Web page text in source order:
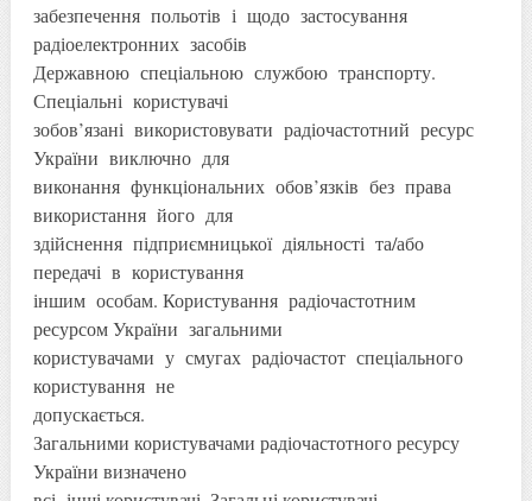
забезпечення польотів і щодо застосування
радіоелектронних засобів
Державною спеціальною службою транспорту.
Спеціальні користувачі
зобов’язані використовувати радіочастотний ресурс
України виключно для
виконання функціональних обов’язків без права
використання його для
здійснення підприємницької діяльності та/або
передачі в користування
іншим особам. Користування радіочастотним
ресурсом України загальними
користувачами у смугах радіочастот спеціального
користування не
допускається.
Загальними користувачами радіочастотного ресурсу
України визначено